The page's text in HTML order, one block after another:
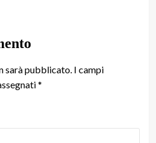
sarà pubblicato. I campi
*